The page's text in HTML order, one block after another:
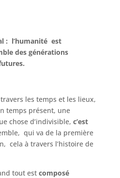
: l’humanité est
des générations
travers les temps et les lieux,
temps présent, une
chose d’indivisible, c’est
qui va de la première
cela à travers l’histoire de
tout est composé